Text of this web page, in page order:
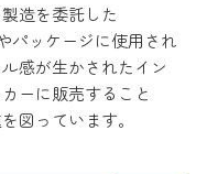
造を委託した
パッケージに使用され
感が生かされたイン
ーに販売すること
図っています。